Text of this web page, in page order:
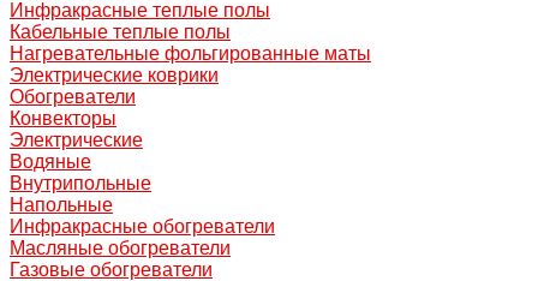
Инфракрасные теплые полы
Кабельные теплые полы
Нагревательные фольгированные маты
Электрические коврики
Обогреватели
Конвекторы
Электрические
Водяные
Внутрипольные
Напольные
Инфракрасные обогреватели
Масляные обогреватели
Газовые обогреватели